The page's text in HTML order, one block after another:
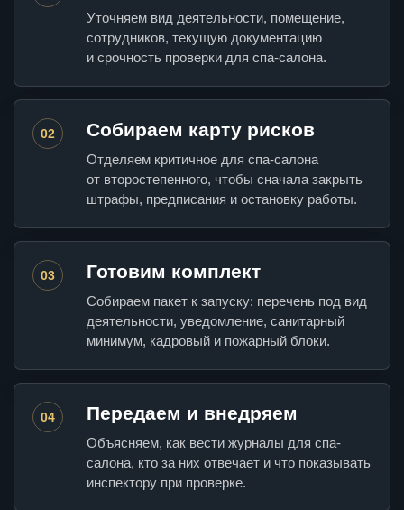
Уточняем вид деятельности, помещение,
сотрудников, текущую документацию
и срочность проверки для спа-салона.
02 Собираем карту рисков
Отделяем критичное для спа-салона
от второстепенного, чтобы сначала закрыть
штрафы, предписания и остановку работы.
03 Готовим комплект
Собираем пакет к запуску: перечень под вид
деятельности, уведомление, санитарный
минимум, кадровый и пожарный блоки.
04 Передаем и внедряем
Объясняем, как вести журналы для спа-
салона, кто за них отвечает и что показывать
инспектору при проверке.